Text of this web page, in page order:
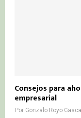
Consejos para
empresarial
Por Gonzalo Royo Gasca